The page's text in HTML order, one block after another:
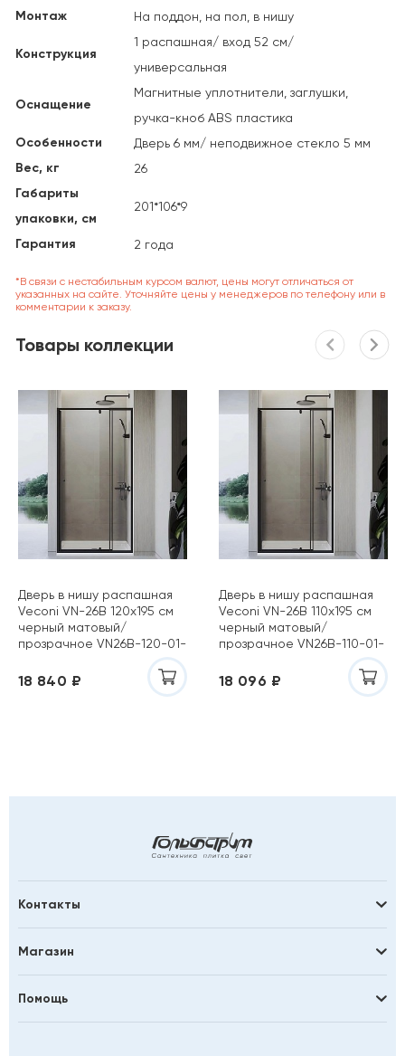
Монтаж На поддон, на пол, в нишу
Конструкция
1 распашная/ вход 52 см/
универсальная
Оснащение
Магнитные уплотнители, заглушки,
ручка-кноб ABS пластика
Особенности Дверь 6 мм/ неподвижное стекло 5 мм
Вес, кг 26
Габариты
упаковки, см
201*106*9
Гарантия 2 года
*В связи с нестабильным курсом валют, цены могут отличаться от
указанных на сайте. Уточняйте цены у менеджеров по телефону или в
комментарии к заказу.
Товары коллекции
Дверь в нишу распашная
Veconi VN-26B 120х195 см
черный матовый/
прозрачное VN26B-120-01-
18 840 ₽
Дверь в нишу распашная
Veconi VN-26B 110х195 см
черный матовый/
прозрачное VN26B-110-01-
18 096 ₽
Контакты
Магазин
Помощь